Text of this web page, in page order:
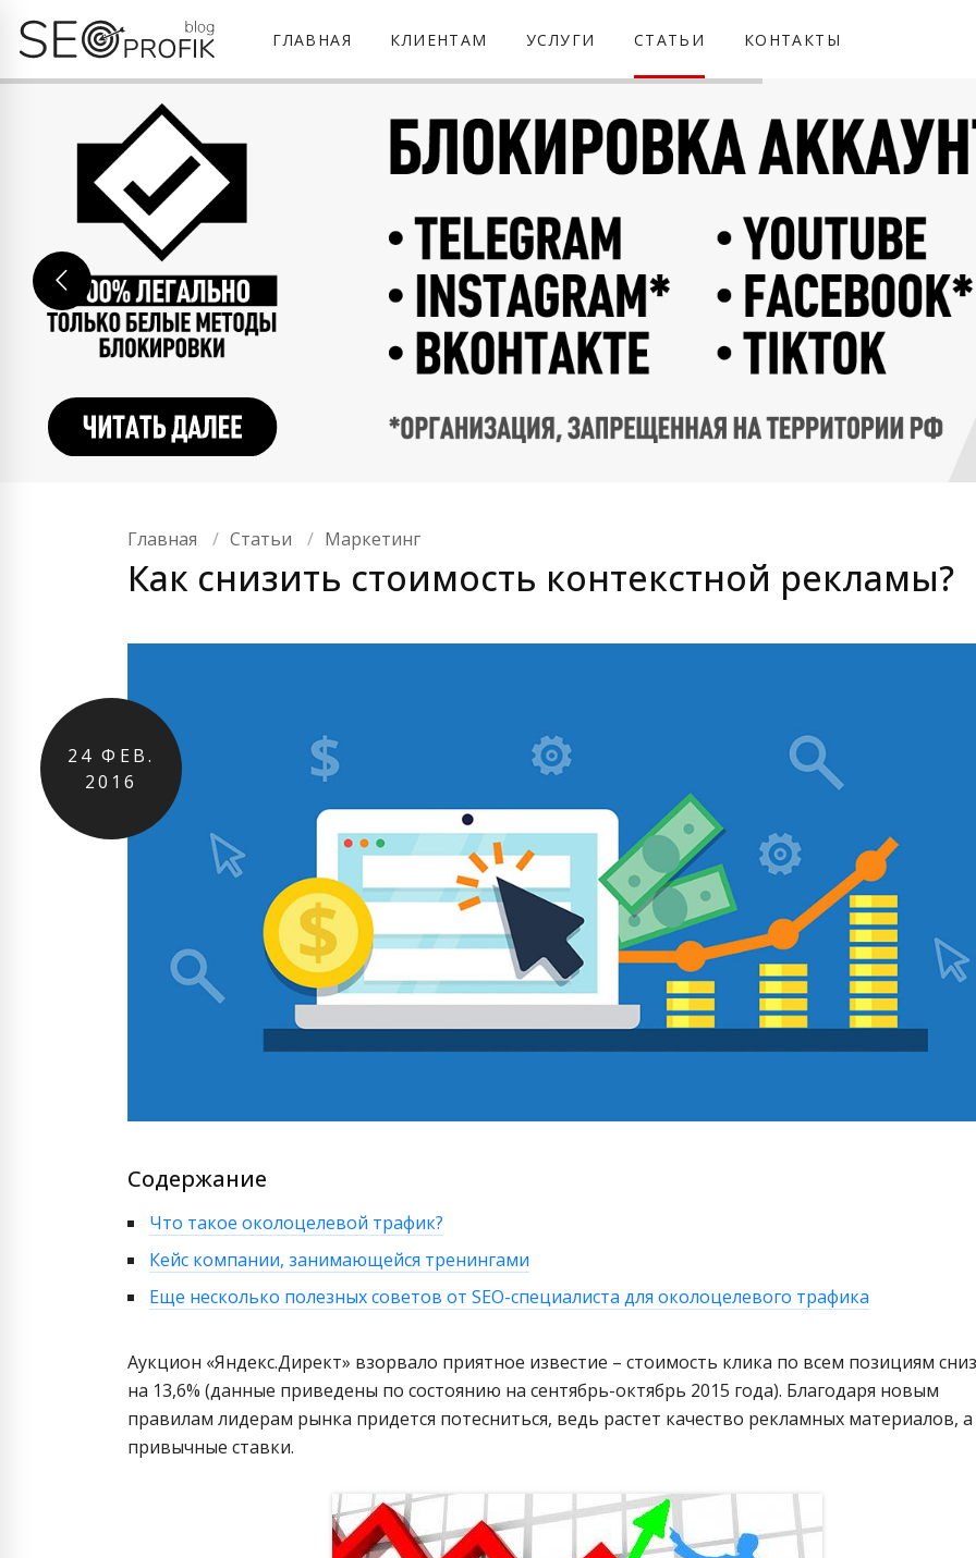
ГЛАВНАЯ КЛИЕНТАМ УСЛУГИ СТАТЬИ КОНТАКТЫ
Главная Статьи Маркетинг
Как снизить стоимость контекстной рекламы?
24 ФЕВ.
2016
Содержание
Что такое околоцелевой трафик?
Кейс компании, занимающейся тренингами
Еще несколько полезных советов от SEO-специалиста для околоцелевого трафика
Аукцион «Яндекс.Директ» взорвало приятное известие – стоимость клика по всем позициям
на 13,6% (данные приведены по состоянию на сентябрь-октябрь 2015 года). Благодаря новым
правилам лидерам рынка придется потесниться, ведь растет качество рекламных материалов, а
привычные ставки.